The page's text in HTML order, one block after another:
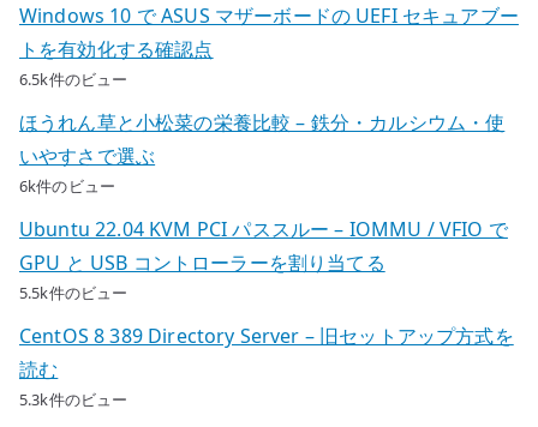
Windows 10 で ASUS マザーボードの UEFI セキュアブー
トを有効化する確認点
6.5k件のビュー
ほうれん草と小松菜の栄養比較 – 鉄分・カルシウム・使
いやすさで選ぶ
6k件のビュー
Ubuntu 22.04 KVM PCI パススルー – IOMMU / VFIO で
GPU と USB コントローラーを割り当てる
5.5k件のビュー
CentOS 8 389 Directory Server – 旧セットアップ方式を
読む
5.3k件のビュー